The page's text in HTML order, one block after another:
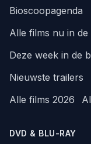
Bioscoopagenda
Alle films nu in
Deze week in de
Nieuwste trailers
Alle films 2026
DVD & BLU-RAY